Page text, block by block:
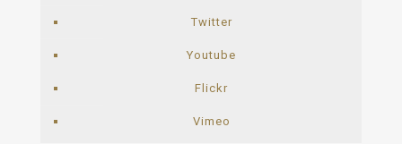
Twitter
Youtube
Flickr
Vimeo